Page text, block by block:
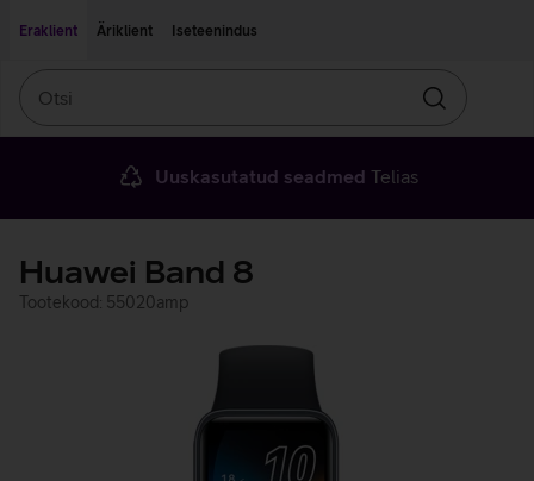
Eraklient
Äriklient Iseteenindus
Otsin
Uuskasutatud seadmed Telias
Huawei Band 8
Tootekood: 55020amp